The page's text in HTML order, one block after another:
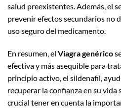
salud preexistentes. Además, el
prevenir efectos secundarios no
uso seguro del medicamento.
En resumen, el Viagra genérico
efectiva y más asequible para
principio activo, el sildenafil,
recuperar la confianza en su vida
crucial tener en cuenta la